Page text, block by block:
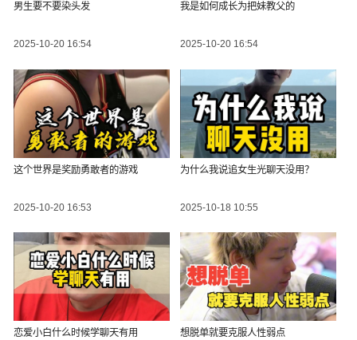
男生要不要染头发
2025-10-20 16:54
我是如何成长为把妹教父的
2025-10-20 16:54
这个世界是奖励勇敢者的游戏
2025-10-20 16:53
为什么我说追女生光聊天没用？
2025-10-18 10:55
恋爱小白什么时候学聊天有用 想脱单就要克服人性弱点